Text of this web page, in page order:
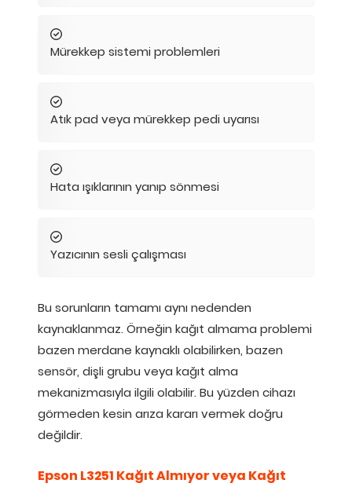
Mürekkep sistemi problemleri
Atık pad veya mürekkep pedi uyarısı
Hata ışıklarının yanıp sönmesi
Yazıcının sesli çalışması
Bu sorunların tamamı aynı nedenden
kaynaklanmaz. Örneğin kağıt almama problemi
bazen merdane kaynaklı olabilirken, bazen
sensör, dişli grubu veya kağıt alma
mekanizmasıyla ilgili olabilir. Bu yüzden cihazı
görmeden kesin arıza kararı vermek doğru
değildir.
Epson L3251 Kağıt Almıyor veya Kağıt